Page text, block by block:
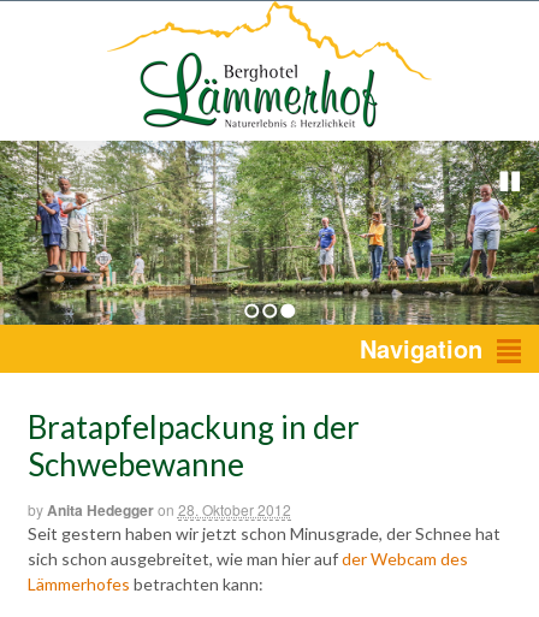
1 2 3 Navigation
Bratapfelpackung in der
Schwebewanne
byAnita Hedeggeron 28. Oktober 2012
Seit gestern haben wir jetzt schon Minusgrade, der Schnee hat
sich schon ausgebreitet, wie man hier aufder Webcam des
Lämmerhofes betrachten kann: